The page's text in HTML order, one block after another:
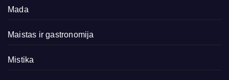
Mada
Maistas ir gastronomija
Mistika